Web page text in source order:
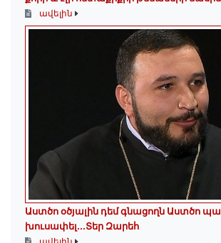
ավելին
Աստծո օծյալին դեմ գնացողն Աստծո
խուսափել․․․Տեր Զարեհ